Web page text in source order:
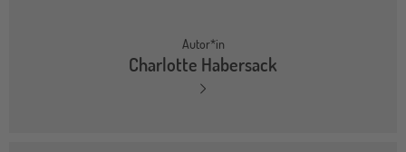
Autor*in
Charlotte Habersack